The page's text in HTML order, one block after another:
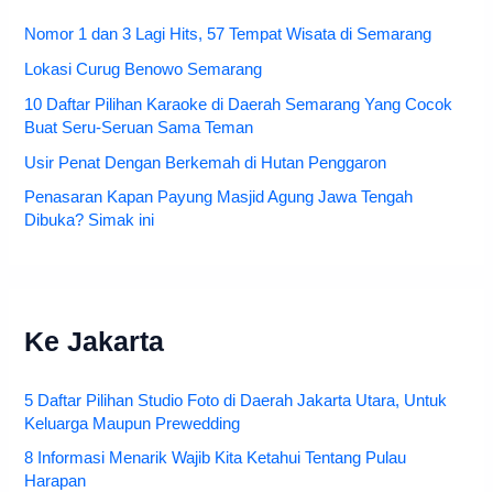
Nomor 1 dan 3 Lagi Hits, 57 Tempat Wisata di Semarang
Lokasi Curug Benowo Semarang
10 Daftar Pilihan Karaoke di Daerah Semarang Yang Cocok
Buat Seru-Seruan Sama Teman
Usir Penat Dengan Berkemah di Hutan Penggaron
Penasaran Kapan Payung Masjid Agung Jawa Tengah
Dibuka? Simak ini
Ke Jakarta
5 Daftar Pilihan Studio Foto di Daerah Jakarta Utara, Untuk
Keluarga Maupun Prewedding
8 Informasi Menarik Wajib Kita Ketahui Tentang Pulau
Harapan